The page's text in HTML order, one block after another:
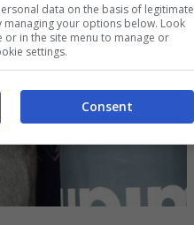
data on the basis of legitimate
your options below. Look
in the site menu to manage or
settings.
Consent